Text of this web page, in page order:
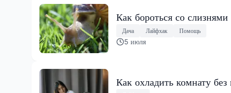
Как бороться со
Дача Лайфхак Помощь
5 июля
Как охладить комнату